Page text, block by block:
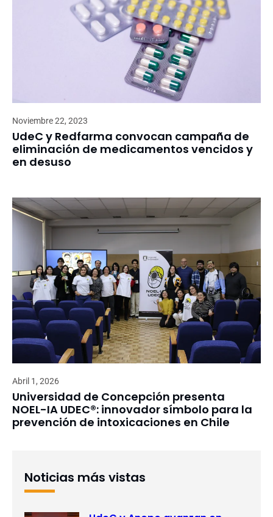
Noviembre 22, 2023
UdeC y Redfarma convocan campaña de
eliminación de medicamentos vencidos y
en desuso
Abril 1, 2026
Universidad de Concepción presenta
NOEL-IA UDEC®: innovador símbolo para la
prevención de intoxicaciones en Chile
Noticias más vistas